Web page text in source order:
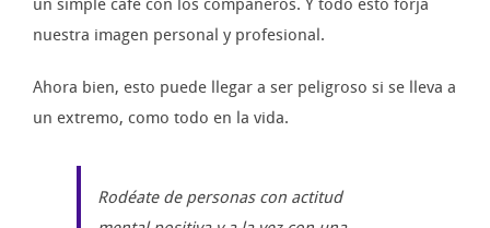
un simple café con los compañeros. Y todo esto forja
nuestra imagen personal y profesional.
Ahora bien, esto puede llegar a ser peligroso si se lleva a
un extremo, como todo en la vida.
Rodéate de personas con actitud